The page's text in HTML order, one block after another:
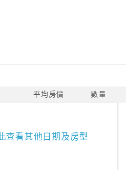
平均房價 數量
查看其他日期及房型